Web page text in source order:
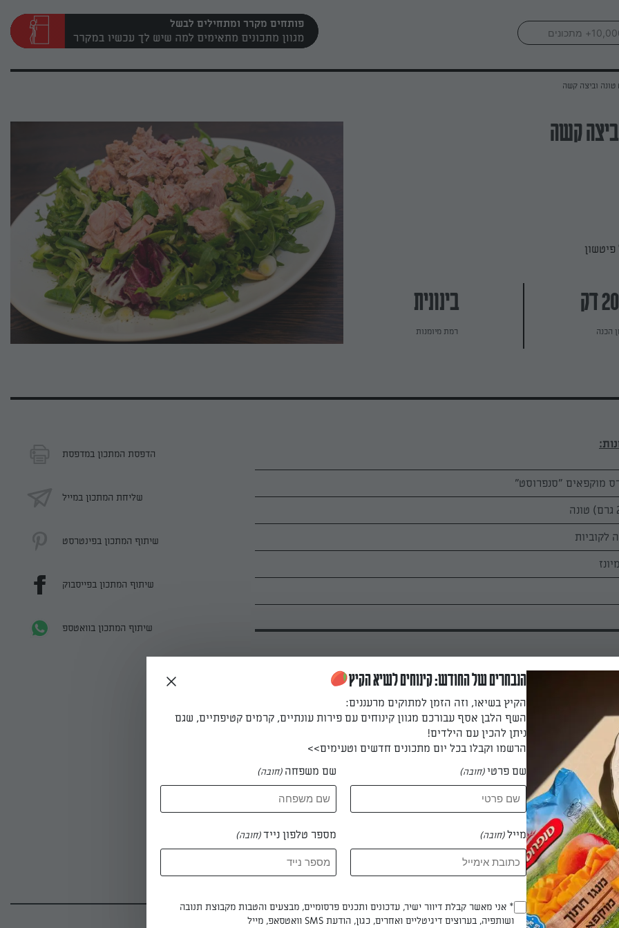
פותחים מקרר ומתחילים לבשל
טונה וביצה קשה
קשה
הכנה
בינונית
רמת מיומנות
לקוביות
התירס תחת מים זורמים.
ומעבירים לקערה.
ומיונז ומערבבים. מתבלים במלח ובפלפל לפי הטעם. שומרים במקרר בכלי
.
הדפסת המתכון במדפסת
שליחת המתכון במייל
שיתוף המתכון בפינטרסט
שיתוף המתכון בפייסבוק
שיתוף המתכון בוואטספ
הנבחרים של החודש: קינוחים לשיא הקיץ
הקיץ בשיאו, וזה הזמן למתוקים מרעננים:
השף הלבן אסף עבורכם מגוון קינוחים עם פירות עונתיים, קרמים קטיפתיים, שגם
ניתן להכין עם הילדים!
הרשמו וקבלו בכל יום מתכונים חדשים וטעימים>>
שם פרטי(חובה) שם משפחה (חובה)
מייל(חובה) מספר טלפון נייד(חובה)
Opt_In
(חובה)
* אני מאשר קבלת דיוור ישיר, עדכונים ותכנים פרסומיים, מבצעים והטבות מקבוצת תנובה
ושותפיה, בערוצים דיגיטליים ואחרים, כגון, הודעת SMS וואטסאפ, מייל